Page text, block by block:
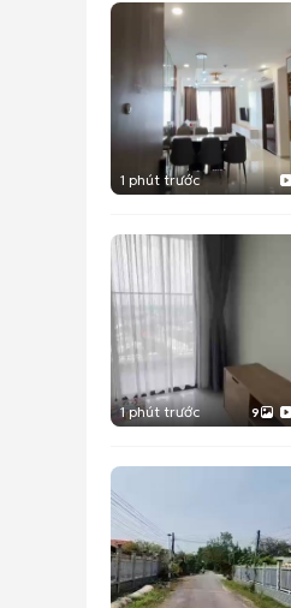
1 phút trước
1 phút trước 9